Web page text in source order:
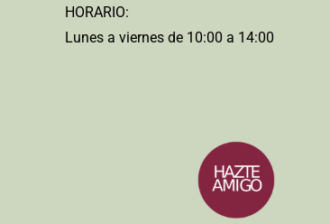
HORARIO:
Lunes a viernes de 10:00 a 14:00